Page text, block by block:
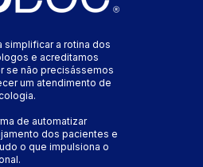
simplificar a rotina dos
e acreditamos
se não precisássemos
um atendimento de
de automatizar
dos pacientes e
o que impulsiona o